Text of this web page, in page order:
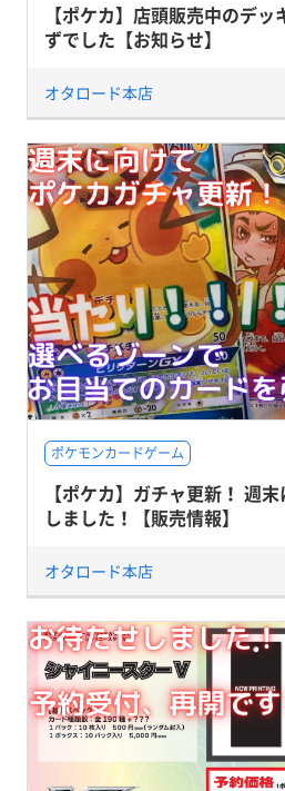
【ポケカ】店頭販売中のデ
ずでした【お知らせ】
オタロード本店
ポケモンカードゲーム
【ポケカ】ガチャ更新！ 週
しました！【販売情報】
オタロード本店